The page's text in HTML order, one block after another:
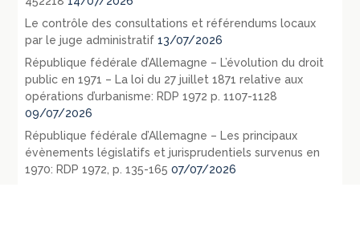
Le contrôle des consultations et référendums locaux
par le juge administratif 13/07/2026
République fédérale d’Allemagne – L’évolution du droit
public en 1971 – La loi du 27 juillet 1871 relative aux
opérations d’urbanisme: RDP 1972 p. 1107-1128
09/07/2026
République fédérale d’Allemagne – Les principaux
évènements législatifs et jurisprudentiels survenus en
1970: RDP 1972, p. 135-165 07/07/2026